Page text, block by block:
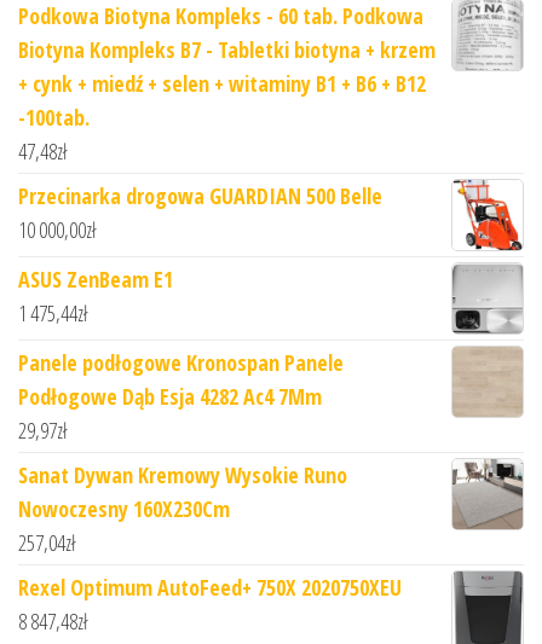
Podkowa Biotyna Kompleks - 60 tab. Podkowa
Biotyna Kompleks B7 - Tabletki biotyna + krzem
+ cynk + miedź + selen + witaminy B1 + B6 + B12
-100tab.
47,48zł
Przecinarka drogowa GUARDIAN 500 Belle
10 000,00zł
ASUS ZenBeam E1
1 475,44zł
Panele podłogowe Kronospan Panele
Podłogowe Dąb Esja 4282 Ac4 7Mm
29,97zł
Sanat Dywan Kremowy Wysokie Runo
Nowoczesny 160X230Cm
257,04zł
Rexel Optimum AutoFeed+ 750X 2020750XEU
8 847,48zł